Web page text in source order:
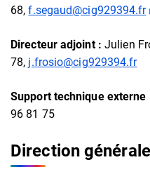
68,f.segaud@cig929394.fr
Directeur adjoint : Julien
78, j.frosio@cig929394.fr
Support technique externe
96 81 75
Direction générale